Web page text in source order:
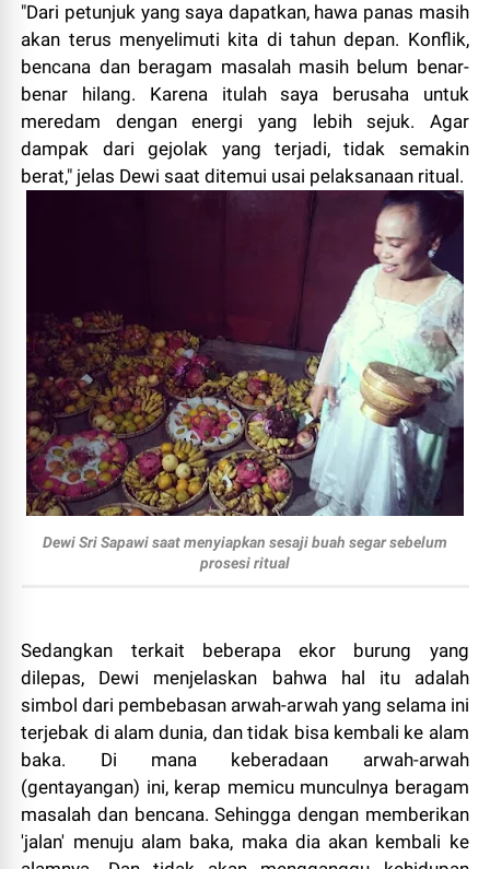
"Dari petunjuk yang saya dapatkan, hawa panas masih
akan terus menyelimuti kita di tahun depan. Konflik,
bencana dan beragam masalah masih belum benar-
benar hilang. Karena itulah saya berusaha untuk
meredam dengan energi yang lebih sejuk. Agar
dampak dari gejolak yang terjadi, tidak semakin
berat," jelas Dewi saat ditemui usai pelaksanaan ritual.
Dewi Sri Sapawi saat menyiapkan sesaji buah segar sebelum
prosesi ritual
Sedangkan terkait beberapa ekor burung yang
dilepas, Dewi menjelaskan bahwa hal itu adalah
simbol dari pembebasan arwah-arwah yang selama ini
terjebak di alam dunia, dan tidak bisa kembali ke alam
baka. Di mana keberadaan arwah-arwah
(gentayangan) ini, kerap memicu munculnya beragam
masalah dan bencana. Sehingga dengan memberikan
'jalan' menuju alam baka, maka dia akan kembali ke